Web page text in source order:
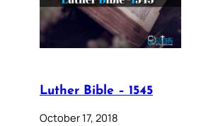
Luther Bible – 1545
October 17, 2018